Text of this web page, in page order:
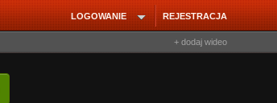
REJESTRACJA
LOGOWANIE
+ dodaj wideo